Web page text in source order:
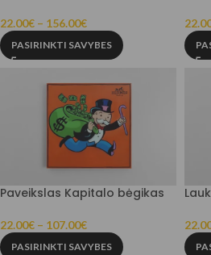
22.00€ – 156.00€
PASIRINKTI SAVYBES
Paveikslas Kapitalo bėgikas
22.00€ – 107.00€
PASIRINKTI SAVYBES